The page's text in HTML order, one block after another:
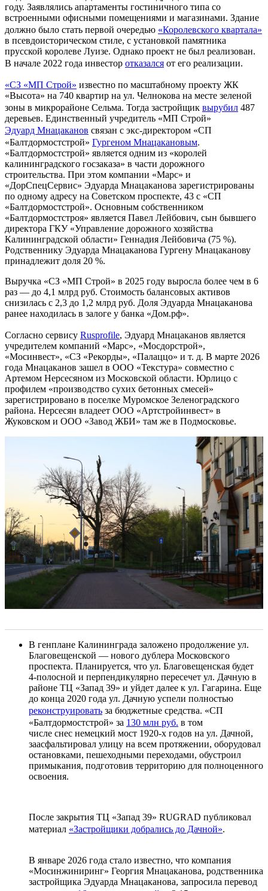
году. Заявлялись апартаменты гостиничного типа со
встроенными офисными помещениями и магазинами. Здание
должно было стать первой очередью «Королевского квартала»
в псевдоисторическом стиле, с установкой памятника
прусской королеве Луизе. Однако проект не был реализован.
В начале 2022 года инвестор отказался от его реализации.
«СЗ «МП Строй» известно по масштабному проекту ЖК
«Высота» на 740 квартир на ул. Челнокова на месте зеленой
зоны в микрорайоне Сельма. Тогда застройщик вырубил 487
деревьев. Единственный учредитель «МП Строй»
Эдуард Мнацаканов связан с экс-директором «СП
«Балтдормостстрой» Гургеном Мнацакановым.
«Балтдормостстрой» является одним из «королей
калининградского госзаказа» в части дорожного
строительства. При этом компании «Марс» и
«ДорСпецСервис» Эдуарда Мнацаканова зарегистрированы
по одному адресу на Советском проспекте, 43 с «СП
«Балтдормостстрой». Основным собственником
«Балтдормостстроя» является Павел Лейбович, сын бывшего
директора ГКУ «Управление дорожного хозяйства
Калининградской области» Геннадия Лейбовича (75 %).
Родственнику Эдуарда Мнацаканова Гургену Мнацаканову
принадлежит доля 20 %.
Выручка «СЗ «МП Строй» в 2025 году выросла более чем в 6
раз — до 4,1 млрд руб. Стоимость балансовых активов
снизилась с 2,3 до 1,2 млрд руб. Доля Эдуарда Мнацаканова
ранее находилась в залоге у банка «Дом.рф».
Согласно сервису Rusprofile, Эдуард Мнацаканов является
учредителем компаний «Марс», «Мосдорстрой»,
«Мосинвест», «СЗ «Рекорды», «Палаццо» и т. д. В марте 2026
года Мнацаканов зашел в ООО «Текстура» совместно с
Артемом Нерсесяном из Московской области. Юрлицо с
профилем «производство сухих бетонных смесей»
зарегистрировано в поселке Муромское Зеленоградского
района. Нерсесян владеет ООО «Артстройинвест» в
Жуковском и ООО «Завод ЖБИ» там же в Подмосковье.
В генплане Калининграда заложено продолжение ул.
Благовещенской — нового дублера Московского
проспекта. Планируется, что ул. Благовещенская будет
4-полосной и перпендикулярно пересечет ул. Дачную в
районе ТЦ «Запад 39» и уйдет далее к ул. Гагарина. Еще
до конца 2020 года ул. Дачную успели полностью
реконструировать за бюджетные средства. «СП
«Балтдормостстрой» за 130 млн руб. в том
числе снес немецкий мост 1920-х годов на ул. Дачной,
заасфальтировал улицу на всем протяжении, оборудовал
остановками, пешеходными переходами, обустроил
примыкания, подготовив территорию для полноценного
освоения.
После закрытия ТЦ «Запад 39» RUGRAD публиковал
материал «Застройщики добрались до Дачной».
В январе 2026 года стало известно, что компания
«Мосинжиниринг» Георгия Мнацаканова, родственника
застройщика Эдуарда Мнацаканова, запросила перевод